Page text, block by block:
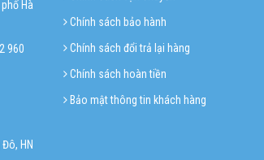
Hà
960
HN
Chính sách bảo hành
Chính sách đổi trả lại hàng
Chính sách hoàn tiền
Bảo mật thông tin khách hàng